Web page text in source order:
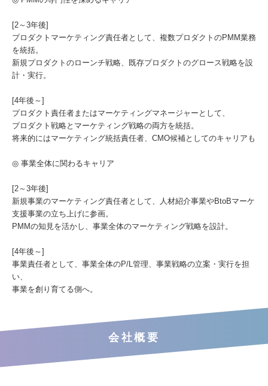
[2～3年後]
プロダクトマーケティング責任者として、複数プロダクトのPMM業務
を統括。
新規プロダクトのローンチ戦略、既存プロダクトのグロース戦略を設
計・実行。
[4年後～]
プロダクト責任者またはマーケティングマネージャーとして、
プロダクト戦略とマーケティング戦略の両方を統括。
将来的にはマーケティング統括責任者、CMO候補としてのキャリアも
◎ 事業全体に関わるキャリア
[2～3年後]
新規事業のマーケティング責任者として、人材紹介事業やBtoBマーケ
支援事業の立ち上げに参画。
PMMの知見を活かし、事業全体のマーケティング戦略を設計。
[4年後～]
事業責任者として、事業全体のP/L管理、事業戦略の立案・実行を担
い、
事業を創り育てる側へ。
会社概要